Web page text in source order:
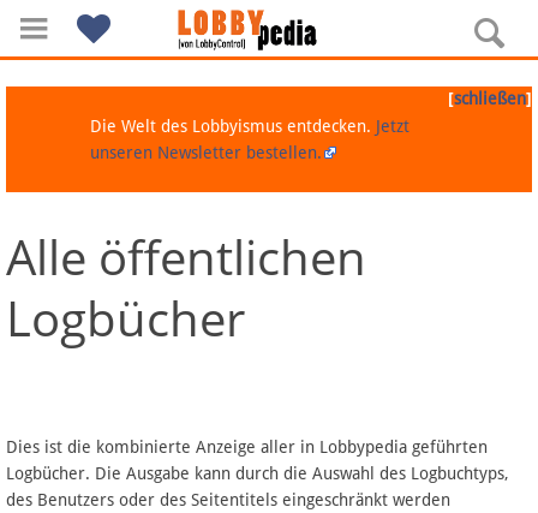
Navigation
Über Lobbypedia
Artikel nach Kategorien
FAQ
[schließen]
Die Welt des Lobbyismus entdecken. Jetzt
unseren Newsletter bestellen.
Alle öffentlichen
Logbücher
Dies ist die kombinierte Anzeige aller in Lobbypedia geführten
Logbücher. Die Ausgabe kann durch die Auswahl des Logbuchtyps,
des Benutzers oder des Seitentitels eingeschränkt werden